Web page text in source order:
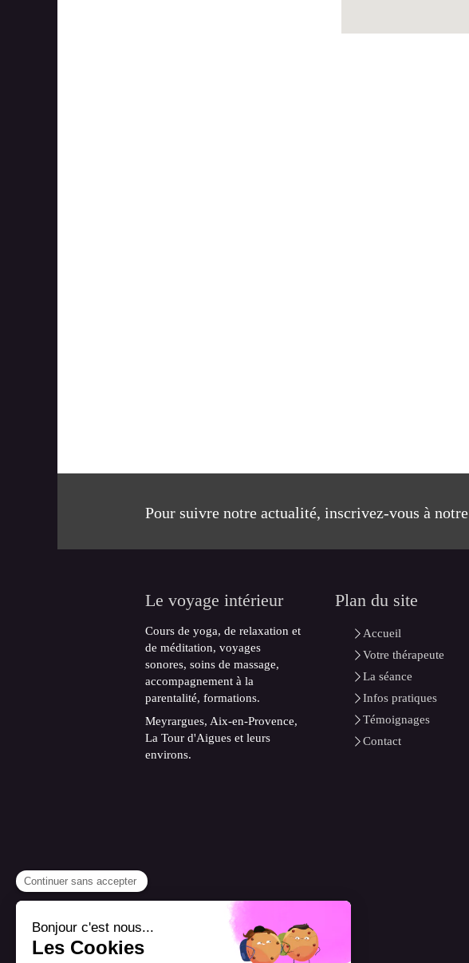
Pour suivre notre actualité, inscrivez-vous à
Le voyage intérieur
Cours de yoga, de relaxation et
de méditation, voyages
sonores, soins de massage,
accompagnement à la
parentalité, formations.
Meyrargues, Aix-en-Provence,
La Tour d'Aigues et leurs
environs.
Plan du site
Accueil
Votre thérapeute
La séance
Infos pratiques
Témoignages
Contact